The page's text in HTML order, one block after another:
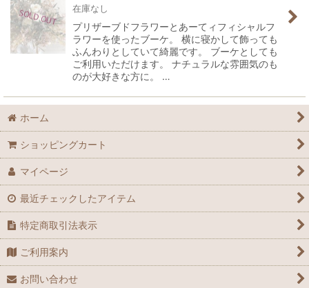
在庫なし
プリザーブドフラワーとあーてィフィシャルフ
ラワーを使ったブーケ。 横に寝かして飾っても
ふんわりとしていて綺麗です。 ブーケとしても
ご利用いただけます。 ナチュラルな雰囲気のも
のが大好きな方に。 …
ホーム
ショッピングカート
マイページ
最近チェックしたアイテム
特定商取引法表示
ご利用案内
お問い合わせ